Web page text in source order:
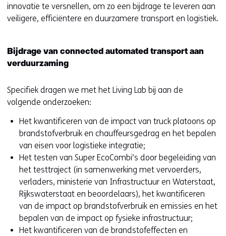
innovatie te versnellen, om zo een bijdrage te leveren aan
veiligere, efficiëntere en duurzamere transport en logistiek.
Bijdrage van connected automated transport aan
verduurzaming
Specifiek dragen we met het Living Lab bij aan de
volgende onderzoeken:
Het kwantificeren van de impact van truck platoons op
brandstofverbruik en chauffeursgedrag en het bepalen
van eisen voor logistieke integratie;
Het testen van Super EcoCombi’s door begeleiding van
het testtraject (in samenwerking met vervoerders,
verladers, ministerie van Infrastructuur en Waterstaat,
Rijkswaterstaat en beoordelaars), het kwantificeren
van de impact op brandstofverbruik en emissies en het
bepalen van de impact op fysieke infrastructuur;
Het kwantificeren van de brandstofeffecten en